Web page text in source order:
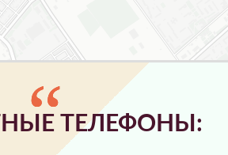
ТЕЛЕФОНЫ: